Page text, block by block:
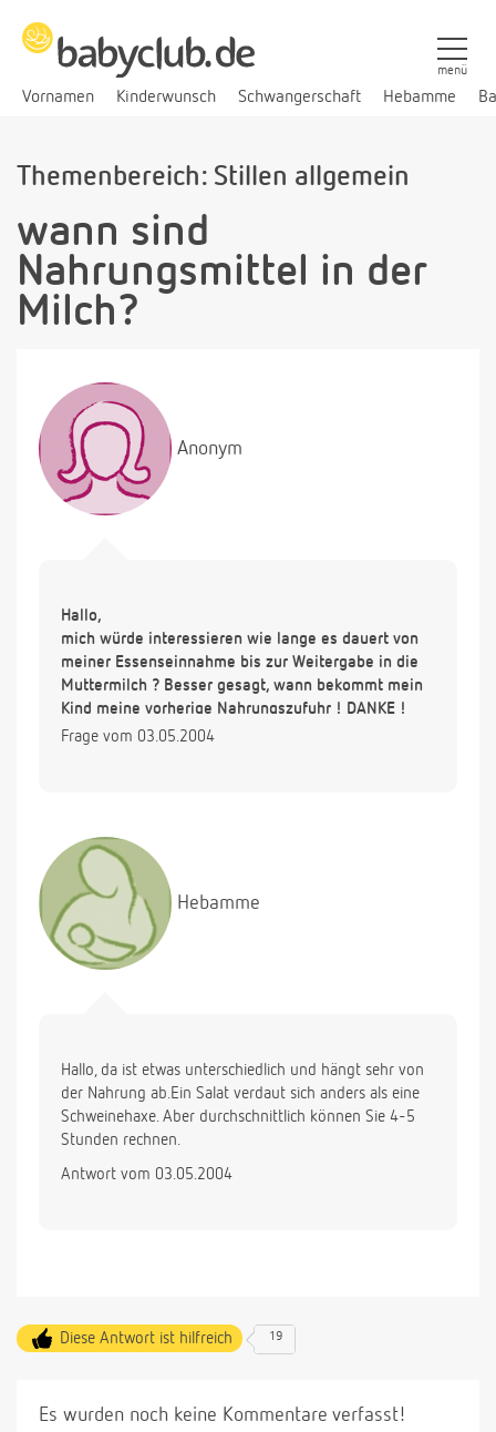
Vornamen Kinderwunsch Schwangerschaft Hebamme
menü
Themenbereich: Stillen allgemein
wann sind
Nahrungsmittel in der
Milch?
Anonym
Hallo,
mich würde interessieren wie lange es dauert von
meiner Essenseinnahme bis zur Weitergabe in die
Muttermilch ? Besser gesagt, wann bekommt mein
Kind meine vorherige Nahrungszufuhr ! DANKE !
Frage vom 03.05.2004
Hebamme
Hallo, da ist etwas unterschiedlich und hängt sehr von
der Nahrung ab.Ein Salat verdaut sich anders als eine
Schweinehaxe. Aber durchschnittlich können Sie 4-5
Stunden rechnen.
Antwort vom 03.05.2004
Diese Antwort ist hilfreich 19
Es wurden noch keine Kommentare verfasst!